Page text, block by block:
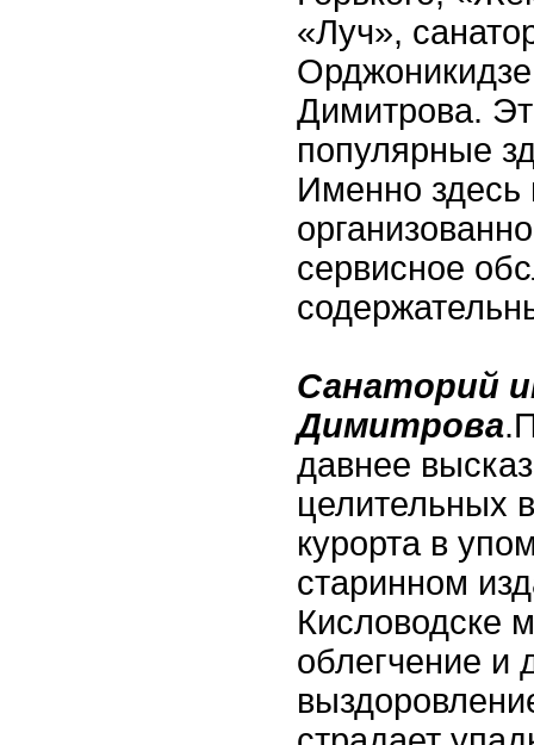
«Луч»,
Димитрова.
популярные
Именно здесь
сервисное
Санаторий
Димитрова
давнее
целительных
курорта в
старинном
Кисловодске
облегчение и